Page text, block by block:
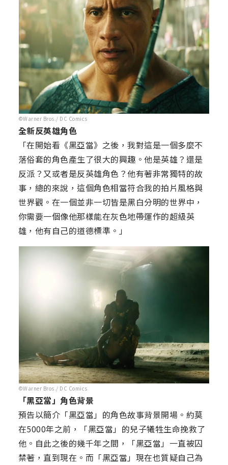
©Warner Bros./ DC Comics
全新反英雄角色
「在開始看《黑亞當》之後，我對這是一個多麼不
落俗套的角色產生了很大的興趣。他是英雄？還是
反派？又或者是反英雄角色？他有著非常獨特的故
事，總的來說，這個角色相當符合我的拍片風格與
世界觀。在一個並非一切皆是黑白分明的世界中，
你需要一個像他那樣能在灰色地帶運作的超級英
雄，他有自己的道德標準。」
©Warner Bros./ DC Comics
「黑亞當」角色背景
預告以簡介「黑亞當」的角色故事背景開場。約莫
在5000年之前，「黑亞當」的兒子犧牲生命挽救了
他。自此之後的幾千年之間，「黑亞當」一直被囚
禁著，直到現在。而「黑亞當」現在也質疑自己為